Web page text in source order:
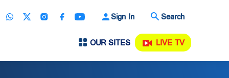
Sign In Search
OUR SITES LIVE TV